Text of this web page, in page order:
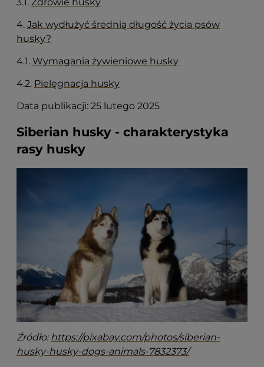
4. Jak wydłużyć średnią długość życia psów
husky?
4.1. Wymagania żywieniowe husky
4.2. Pielęgnacja husky
Data publikacji: 25 lutego 2025
Siberian husky - charakterystyka
rasy husky
Źródło:https://pixabay.com/photos/siberian-
husky-husky-dogs-animals-7832373/